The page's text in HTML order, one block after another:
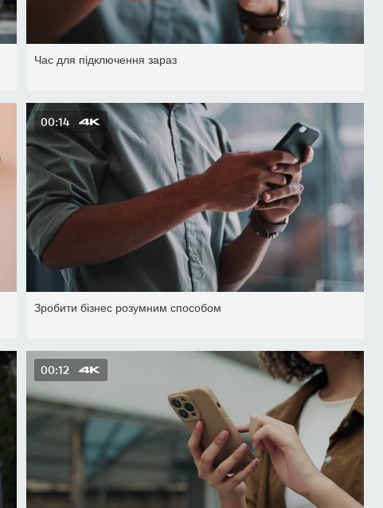
Час для підключення зараз
00:14
Зробити бізнес розумним способом
00:12